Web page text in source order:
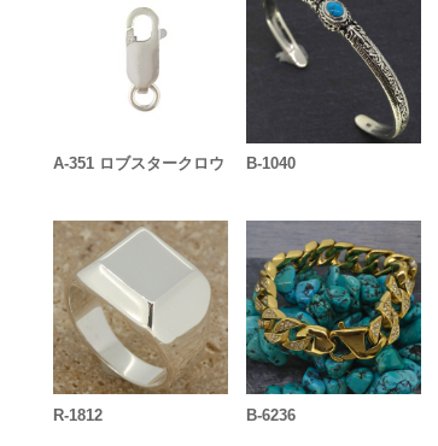
A-351 ロブスタークロウ B-1040
R-1812 B-6236